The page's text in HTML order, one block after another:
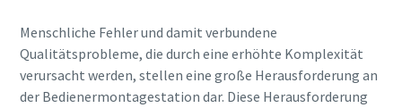
Menschliche Fehler und damit verbundene
Qualitätsprobleme, die durch eine erhöhte Komplexität
verursacht werden, stellen eine große Herausforderung an
der Bedienermontagestation dar. Diese Herausforderung